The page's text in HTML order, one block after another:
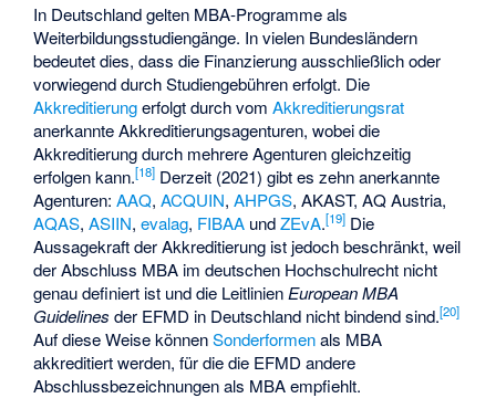
In Deutschland gelten MBA-Programme als
Weiterbildungsstudiengänge. In vielen Bundesländern
bedeutet dies, dass die Finanzierung ausschließlich oder
vorwiegend durch Studiengebühren erfolgt. Die
Akkreditierungerfolgt durch vomAkkreditierungsrat
anerkannte Akkreditierungsagenturen, wobei die
Akkreditierung durch mehrere Agenturen gleichzeitig
erfolgen kann.[18] Derzeit (2021) gibt es zehn anerkannte
Agenturen:AAQ,ACQUIN,AHPGS, AKAST,AQ Austria,
AQAS,ASIIN,evalag, FIBAA undZEvA.[19] Die
Aussagekraft der Akkreditierung ist jedoch beschränkt, weil
der Abschluss MBA im deutschen Hochschulrecht nicht
genau definiert ist und die Leitlinien European MBA
Guidelines der EFMD in Deutschland nicht bindend sind.[20]
Auf diese Weise könnenSonderformenals MBA
akkreditiert werden, für die die EFMD andere
Abschlussbezeichnungen als MBA empfiehlt.